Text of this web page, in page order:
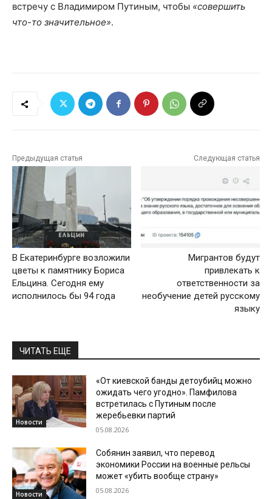
встречу с Владимиром Путиным, чтобы «совершить
что-то значительное».
Предыдущая статья
В Екатеринбурге возложили
цветы к памятнику Бориса
Ельцина. Сегодня ему
исполнилось бы 94 года
Следующая статья
Мигрантов будут
привлекать к
ответственности за
необучение детей русскому
языку
ЧИТАТЬ ЕЩЕ
Новости
«От киевской банды детоубийц можно
ожидать чего угодно». Памфилова
встретилась с Путиным после
жеребьевки партий
05.08.2026
Новости
Собянин заявил, что перевод
экономики России на военные рельсы
может «убить вообще страну»
05.08.2026